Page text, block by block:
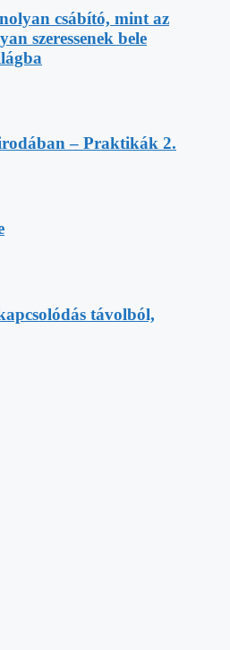
csábító, mint az
szeressenek bele
– Praktikák 2.
távolból,